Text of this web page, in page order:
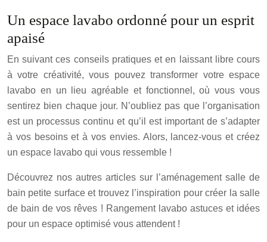
Un espace lavabo ordonné pour un esprit
apaisé
En suivant ces conseils pratiques et en laissant libre cours
à votre créativité, vous pouvez transformer votre espace
lavabo en un lieu agréable et fonctionnel, où vous vous
sentirez bien chaque jour. N’oubliez pas que l’organisation
est un processus continu et qu’il est important de s’adapter
à vos besoins et à vos envies. Alors, lancez-vous et créez
un espace lavabo qui vous ressemble !
Découvrez nos autres articles sur l’aménagement salle de
bain petite surface et trouvez l’inspiration pour créer la salle
de bain de vos rêves ! Rangement lavabo astuces et idées
pour un espace optimisé vous attendent !